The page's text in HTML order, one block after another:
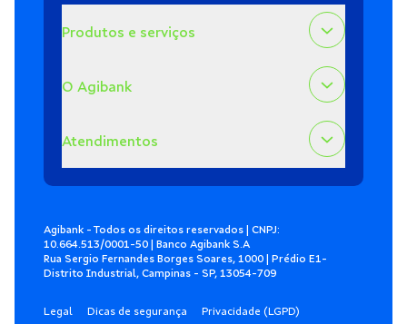
Produtos e serviços
O Agibank
Atendimentos
Agibank - Todos os direitos reservados | CNPJ:
10.664.513/0001-50 | Banco Agibank S.A
Rua Sergio Fernandes Borges Soares, 1000 | Prédio E1-
Distrito Industrial, Campinas - SP, 13054-709
Legal Dicas de segurança Privacidade (LGPD)